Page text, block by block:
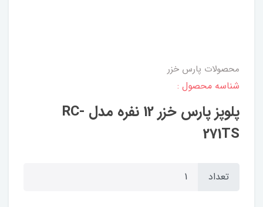
محصولات پارس خزر
شناسه محصول :
پلوپز پارس خزر 12 نفره مدل RC-
271TS
تعداد